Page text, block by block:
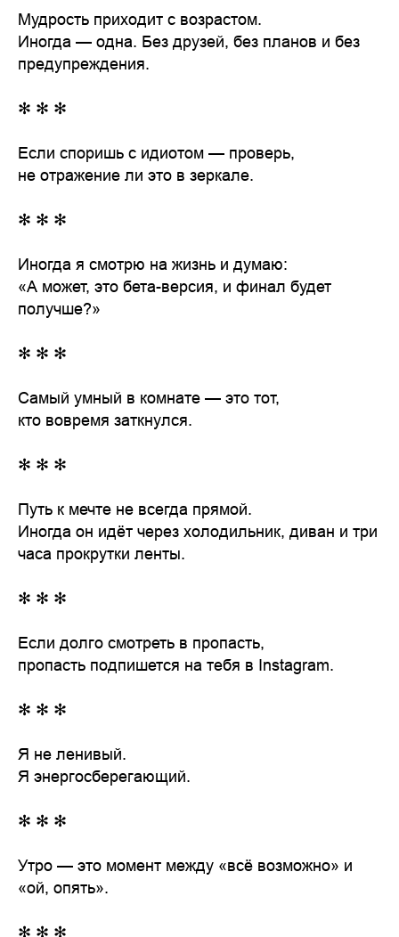
Мудрость приходит с возрастом.
Иногда — одна. Без друзей, без планов и без
предупреждения.
✻ ✻ ✻
Если споришь с идиотом — проверь,
не отражение ли это в зеркале.
✻ ✻ ✻
Иногда я смотрю на жизнь и думаю:
«А может, это бета-версия, и финал будет
получше?»
✻ ✻ ✻
Самый умный в комнате — это тот,
кто вовремя заткнулся.
✻ ✻ ✻
Путь к мечте не всегда прямой.
Иногда он идёт через холодильник, диван и три
часа прокрутки ленты.
✻ ✻ ✻
Если долго смотреть в пропасть,
пропасть подпишется на тебя в Instagram.
✻ ✻ ✻
Я не ленивый.
Я энергосберегающий.
✻ ✻ ✻
Утро — это момент между «всё возможно» и
«ой, опять».
✻ ✻ ✻